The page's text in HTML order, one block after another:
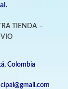
TIENDA -
Colombia